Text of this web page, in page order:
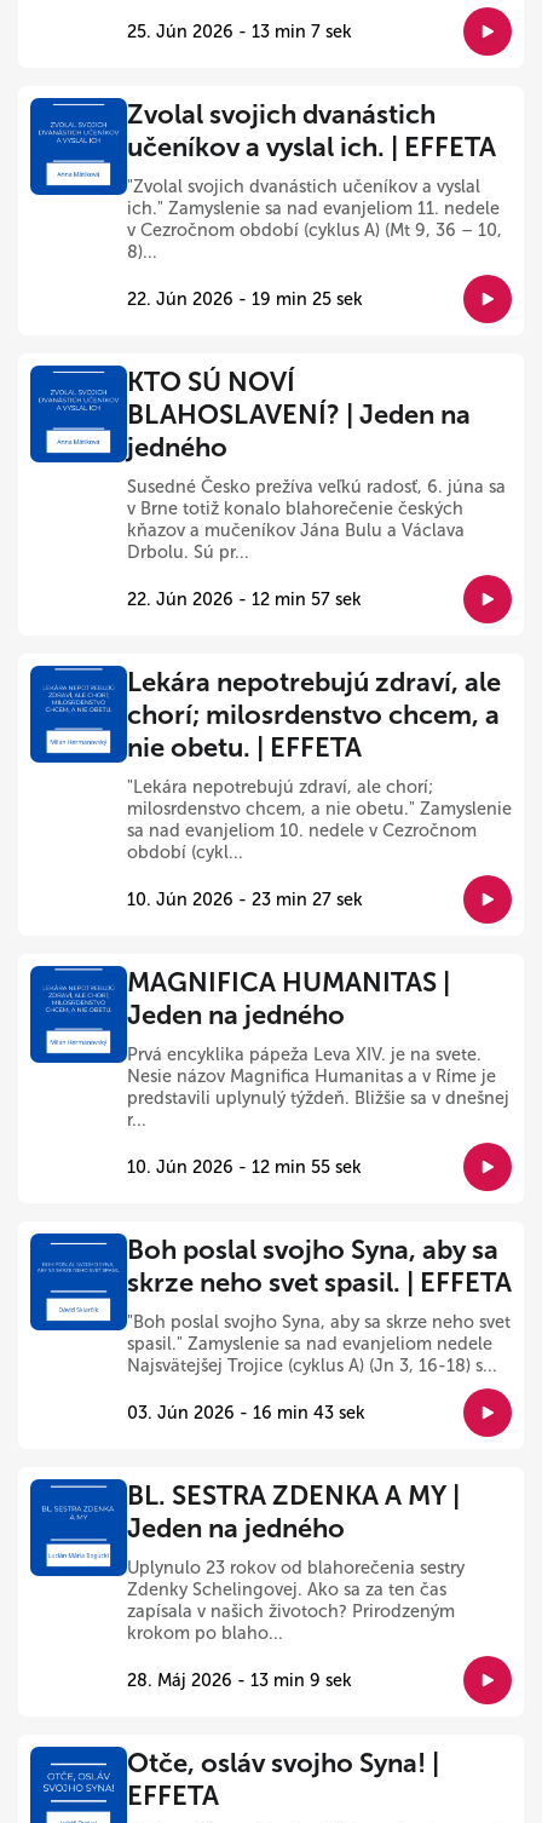
25. Jún 2026 - 13 min 7 sek
Zvolal svojich dvanástich
učeníkov a vyslal ich. | EFFETA
"Zvolal svojich dvanástich učeníkov a vyslal
ich." Zamyslenie sa nad evanjeliom 11. nedele
v Cezročnom období (cyklus A) (Mt 9, 36 – 10,
8)...
22. Jún 2026 - 19 min 25 sek
KTO SÚ NOVÍ
BLAHOSLAVENÍ? | Jeden na
jedného
Susedné Česko prežíva veľkú radosť, 6. júna sa
v Brne totiž konalo blahorečenie českých
kňazov a mučeníkov Jána Bulu a Václava
Drbolu. Sú pr...
22. Jún 2026 - 12 min 57 sek
Lekára nepotrebujú zdraví, ale
chorí; milosrdenstvo chcem, a
nie obetu. | EFFETA
"Lekára nepotrebujú zdraví, ale chorí;
milosrdenstvo chcem, a nie obetu." Zamyslenie
sa nad evanjeliom 10. nedele v Cezročnom
období (cykl...
10. Jún 2026 - 23 min 27 sek
MAGNIFICA HUMANITAS |
Jeden na jedného
Prvá encyklika pápeža Leva XIV. je na svete.
Nesie názov Magnifica Humanitas a v Ríme je
predstavili uplynulý týždeň. Bližšie sa v dnešnej
r...
10. Jún 2026 - 12 min 55 sek
Boh poslal svojho Syna, aby sa
skrze neho svet spasil. | EFFETA
"Boh poslal svojho Syna, aby sa skrze neho svet
spasil." Zamyslenie sa nad evanjeliom nedele
Najsvätejšej Trojice (cyklus A) (Jn 3, 16-18) s...
03. Jún 2026 - 16 min 43 sek
BL. SESTRA ZDENKA A MY |
Jeden na jedného
Uplynulo 23 rokov od blahorečenia sestry
Zdenky Schelingovej. Ako sa za ten čas
zapísala v našich životoch? Prirodzeným
krokom po blaho...
28. Máj 2026 - 13 min 9 sek
Otče, osláv svojho Syna! |
EFFETA